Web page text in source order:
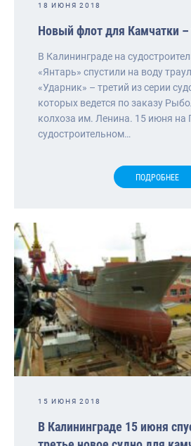
18 ИЮНЯ 2018
Новый флот для Камчатки
В Калининграде на
«Янтарь» спустили на воду
«Ударник» – третий из серии
которых ведется по заказу
колхоза им. Ленина. 15 июня на
судостроительном…
ПОДРОБНЕЕ
15 ИЮНЯ 2018
В Калининграде 15 июня